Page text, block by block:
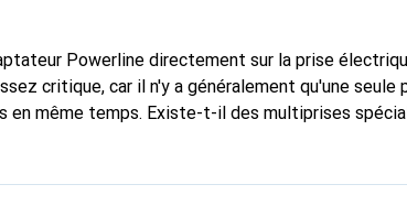
Powerline directement sur la prise
critique, car il n'y a généralement qu'une seule
spéciales ou recommandées qui